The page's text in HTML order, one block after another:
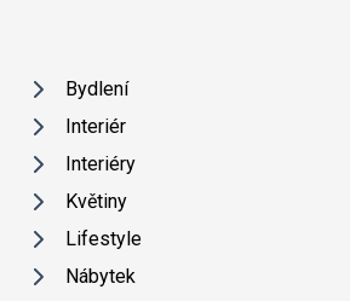
Bydlení
Interiér
Interiéry
Květiny
Lifestyle
Nábytek